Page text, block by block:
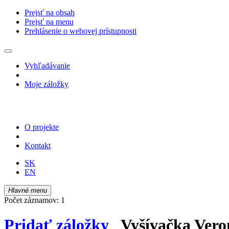
Prejsť na obsah
Prejsť na menu
Prehlásenie o webovej prístupnosti
Vyhľadávanie
Moje záložky
O projekte
Kontakt
SK
EN
Hlavné menu
Počet záznamov: 1
Pridať záložky Vyšívačka